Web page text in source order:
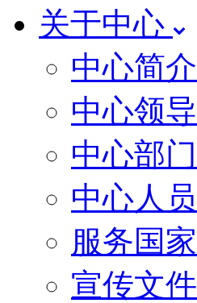
关于中心
中心简介
中心领导
中心部门
中心人员
服务国家
宣传文件